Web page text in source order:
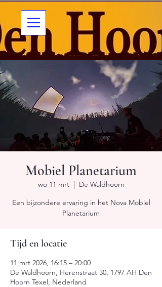
Mobiel Planetarium
wo 11 mrt
  |
De Waldhoorn
Een bijzondere ervaring in het Nova Mobiel
Planetarium
Tijd en locatie
11 mrt 2026, 16:15 – 20:00
De Waldhoorn, Herenstraat 30, 1797 AH Den
Hoorn Texel, Nederland